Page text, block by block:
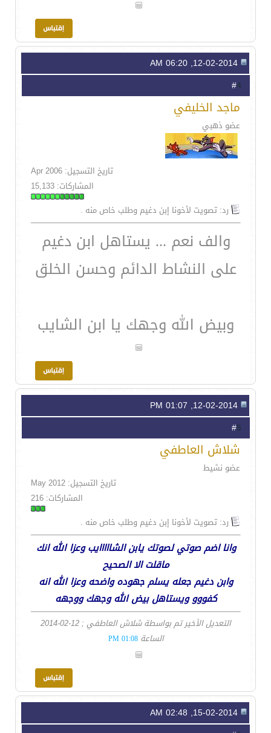
4
ماجد الخليفي
عضو ذهبي
تاريخ التسجيل: Apr 2006
المشاركات: 15,133
رد: تصويت لأخونا إبن دغيم وطلب خاص منه .
والف نعم ... يستاهل ابن دغيم
على النشاط الدائم وحسن الخلق
وبيض الله وجهك يا ابن الشايب
5
شلاش العاطفي
عضو نشيط
تاريخ التسجيل: May 2012
المشاركات: 216
رد: تصويت لأخونا إبن دغيم وطلب خاص منه .
وانا اضم صوتي لصوتك يابن الشااااايب وعزا الله انك
ماقلت الا الصحيح
وابن دغيم جعله يسلم جهوده واضحه وعزا الله انه
كفووو ويستاهل بيض الله وجهك ووجهه
التعديل الأخير تم بواسطة شلاش العاطفي ; 12-02-2014
الساعة01:08 PM